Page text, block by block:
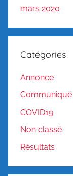
mars 2020
Catégories
Annonce
Communiqué
COVID19
Non classé
Résultats